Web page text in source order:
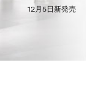
12月5日新発売